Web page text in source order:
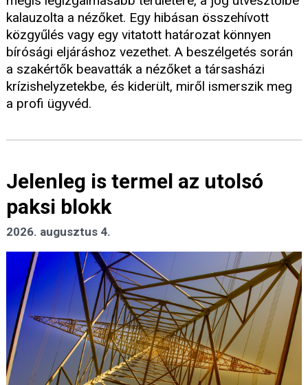
kalauzolta a nézőket. Egy hibásan összehívott
közgyűlés vagy egy vitatott határozat könnyen
bírósági eljáráshoz vezethet. A beszélgetés során
a szakértők beavatták a nézőket a társasházi
krízishelyzetekbe, és kiderült, miről ismerszik meg
a profi ügyvéd.
Jelenleg is termel az utolsó
paksi blokk
2026. augusztus 4.